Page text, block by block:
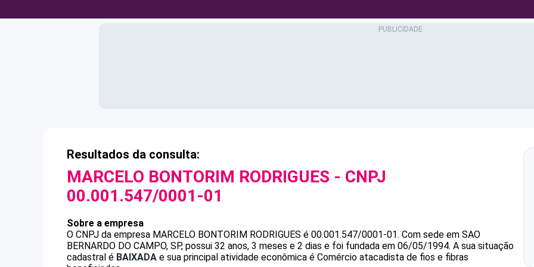
Resultados da consulta:
MARCELO BONTORIM RODRIGUES - CNPJ
00.001.547/0001-01
Sobre a empresa
O CNPJ da empresa MARCELO BONTORIM RODRIGUES é 00.001.547/0001-01. Com sede em SAO
BERNARDO DO CAMPO, SP, possui 32 anos, 3 meses e 2 dias e foi fundada em 06/05/1994. A sua situação
cadastral é BAIXADA e sua principal atividade econômica é Comércio atacadista de fios e fibras